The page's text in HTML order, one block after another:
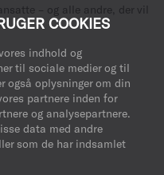
COOKIES
indhold og
til sociale medier og til
også oplysninger om din
partnere inden for
og analysepartnere.
data med andre
som de har indsamlet
– og alle andre, der vil